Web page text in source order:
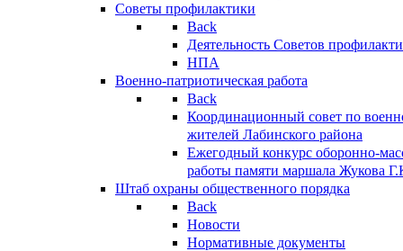
Советы профилактики
Back
Деятельность Советов
НПА
Военно-патриотическая работа
Back
Координационный совет по
жителей Лабинского района
Ежегодный конкурс оборонно-
работы памяти маршала Жукова
Штаб охраны общественного порядка
Back
Новости
Нормативные документы